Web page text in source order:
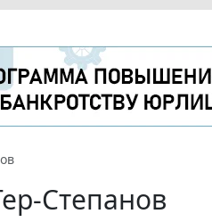
Степанов